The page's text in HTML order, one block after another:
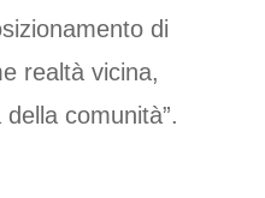
di
realtà vicina,
comunità”.